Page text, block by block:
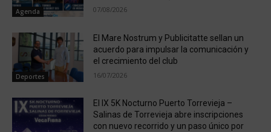
Agenda 07/08/2026
Deportes
El Mare Nostrum y Publicitatte sellan un
acuerdo para impulsar la comunicación y
el crecimiento del club
16/07/2026
El IX 5K Nocturno Puerto Torrevieja –
Salinas de Torrevieja abre inscripciones
con nuevo recorrido y un paso único por